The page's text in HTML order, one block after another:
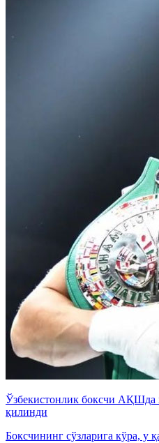
Ўзбекистонлик боксчи АҚШда
қилинди
Боксчининг сўзларига кўра, у